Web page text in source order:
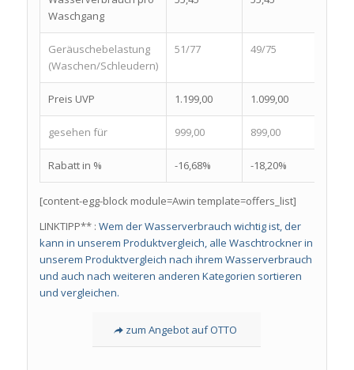
Waschgang
Geräuschebelastung
(Waschen/Schleudern)
51/77 49/75
Preis UVP 1.199,00 1.099,00
gesehen für 999,00 899,00
Rabatt in % -16,68% -18,20%
[content-egg-block module=Awin template=offers_list]
LINKTIPP** : Wem der Wasserverbrauch wichtig ist, der
kann in unserem Produktvergleich, alle Waschtrockner in
unserem Produktvergleich nach ihrem Wasserverbrauch
und auch nach weiteren anderen Kategorien sortieren
und vergleichen.
zum Angebot auf OTTO